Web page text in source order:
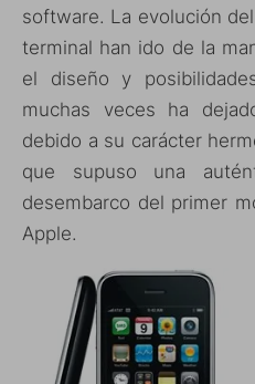
software. La evolución
terminal han ido de la
el diseño y
muchas veces ha
debido a su carácter
que supuso una
desembarco del primer
Apple.